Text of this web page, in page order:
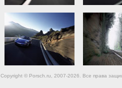
Copyright © Porsch.ru, 2007-2026. Все права